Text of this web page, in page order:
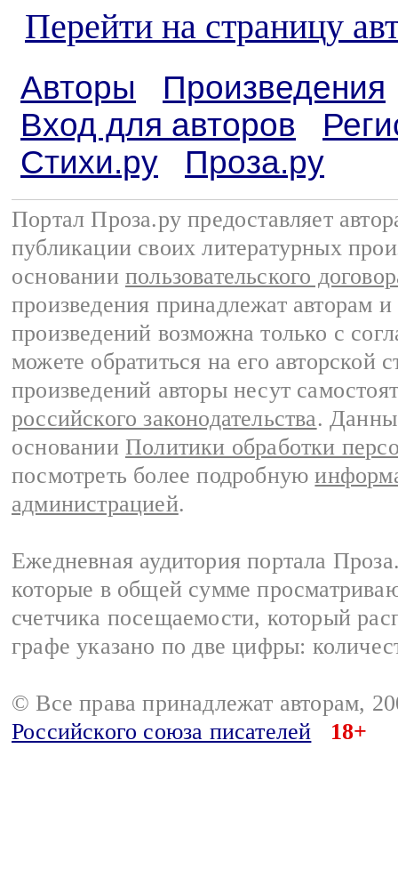
Перейти на страницу
Авторы
Произведения
Вход для авторов
Стихи.ру
Проза.ру
Портал Проза.ру предоставляет
публикации своих литературных
основании пользовательского
произведения принадлежат авторам
произведений возможна только с
можете обратиться на его авторской
произведений авторы несут
российского законодательства.
основании Политики обработки
посмотреть более подробную
администрацией.
Ежедневная аудитория портала
которые в общей сумме
счетчика посещаемости, который
графе указано по две цифры:
© Все права принадлежат авторам,
Российского союза писателей
18+